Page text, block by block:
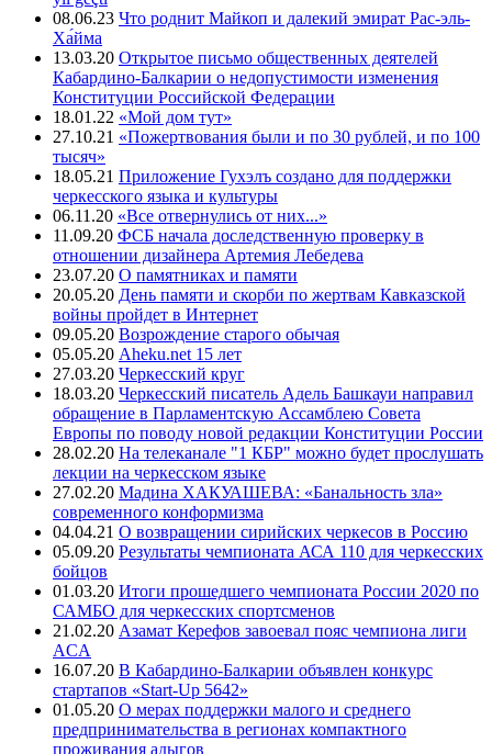
08.06.23 Что роднит Майкоп и далекий эмират Рас-эль-
Ха́йма
13.03.20 Открытое письмо общественных деятелей
Кабардино-Балкарии о недопустимости изменения
Конституции Российской Федерации
18.01.22 «Мой дом тут»
27.10.21 «Пожертвования были и по 30 рублей, и по 100
тысяч»
18.05.21 Приложение Гухэлъ создано для поддержки
черкесского языка и культуры
06.11.20 «Все отвернулись от них...»
11.09.20 ФСБ начала доследственную проверку в
отношении дизайнера Артемия Лебедева
23.07.20 О памятниках и памяти
20.05.20 День памяти и скорби по жертвам Кавказской
войны пройдет в Интернет
09.05.20 Возрождение старого обычая
05.05.20 Aheku.net 15 лет
27.03.20 Черкесский круг
18.03.20 Черкесский писатель Адель Башкауи направил
обращение в Парламентскую Ассамблею Совета
Европы по поводу новой редакции Конституции России
28.02.20 На телеканале "1 КБР" можно будет прослушать
лекции на черкесском языке
27.02.20 Мадина ХАКУАШЕВА: «Банальность зла»
современного конформизма
04.04.21 О возвращении сирийских черкесов в Россию
05.09.20 Результаты чемпионата АСА 110 для черкесских
бойцов
01.03.20 Итоги прошедшего чемпионата России 2020 по
САМБО для черкесских спортсменов
21.02.20 Азамат Керефов завоевал пояс чемпиона лиги
ACA
16.07.20 В Кабардино-Балкарии объявлен конкурс
стартапов «Start-Up 5642»
01.05.20 О мерах поддержки малого и среднего
предпринимательства в регионах компактного
проживания адыгов